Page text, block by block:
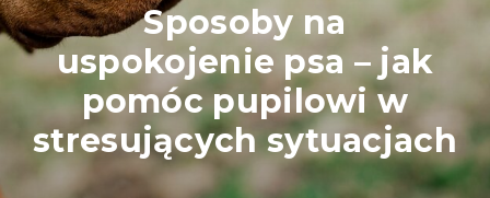
Sposoby na
uspokojenie psa – jak
pomóc pupilowi w
stresujących sytuacjach